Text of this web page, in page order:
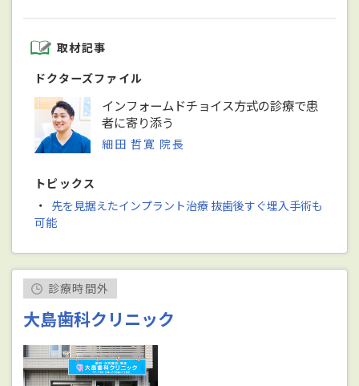
取材記事
ドクターズファイル
インフォームドチョイス方式の診療で患
者に寄り添う
細田 哲寛 院長
トピックス
・ 先を見据えたインプラント治療 抜歯後すぐ埋入手術も
可能
診療時間外
大島歯科クリニック